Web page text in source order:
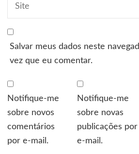
Salvar meus dados neste
vez que eu comentar.
Notifique-me
sobre novos
comentários
por e-mail.
Notifique-me
sobre novas
publicações por
e-mail.